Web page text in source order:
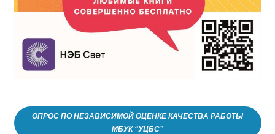
ОПРОС ПО НЕЗАВИСИМОЙ ОЦЕНКЕ КАЧЕСТВА РАБОТЫ
МБУК “УЦБС”